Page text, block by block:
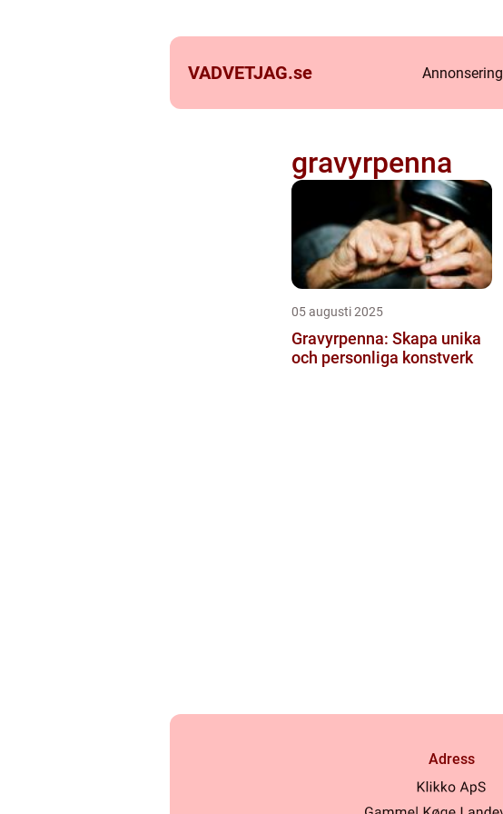
VADVETJAG.se Annonsering
gravyrpenna
05 augusti 2025
Gravyrpenna: Skapa unika
och personliga konstverk
Adress